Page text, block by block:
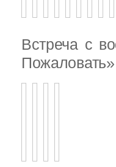
Встреча с
Пожаловать»